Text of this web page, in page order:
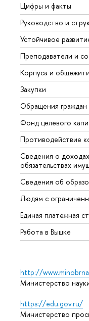
Цифры и факты
Руководство и
Устойчивое
Преподаватели и
Корпуса и
Закупки
Обращения
Фонд целевого
Противодействие
Сведения о
обязательствах
Сведения об
Людям с
Единая платежная
Работа в Вышке
http://
Министерство
https://edu.gov.ru/
Министерство